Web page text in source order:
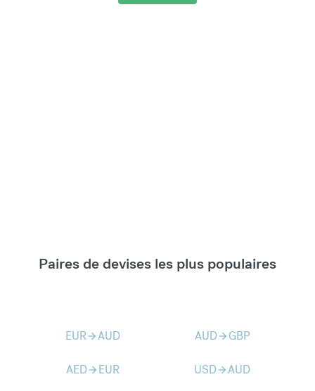
Paires de devises les plus populaires
EURarrow_forwardAUD AUDarrow_forward GBP
AEDarrow_forward EUR USDarrow_forwardAUD